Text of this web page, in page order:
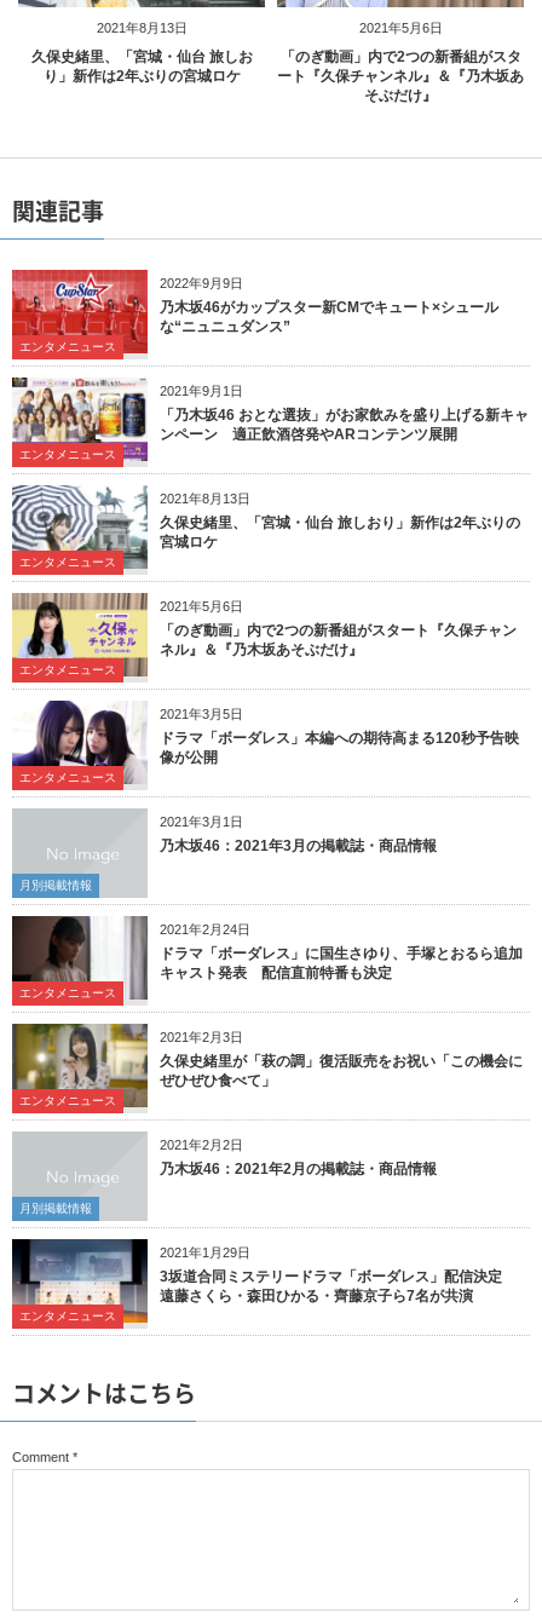
2021年8月13日
久保史緒里、「宮城・仙台 旅しお
り」新作は2年ぶりの宮城ロケ
2021年5月6日
「のぎ動画」内で2つの新番組がスタ
ート『久保チャンネル』＆『乃木坂あ
そぶだけ』
関連記事
2022年9月9日
エンタメニュース
乃木坂46がカップスター新CMでキュート×シュール
な“ニュニュダンス”
2021年9月1日
エンタメニュース
「乃木坂46 おとな選抜」がお家飲みを盛り上げる新キャ
ンペーン 適正飲酒啓発やARコンテンツ展開
2021年8月13日
エンタメニュース
久保史緒里、「宮城・仙台 旅しおり」新作は2年ぶりの
宮城ロケ
2021年5月6日
エンタメニュース
「のぎ動画」内で2つの新番組がスタート『久保チャン
ネル』＆『乃木坂あそぶだけ』
2021年3月5日
エンタメニュース
ドラマ「ボーダレス」本編への期待高まる120秒予告映
像が公開
2021年3月1日
月別掲載情報
乃木坂46：2021年3月の掲載誌・商品情報
2021年2月24日
エンタメニュース
ドラマ「ボーダレス」に国生さゆり、手塚とおるら追加
キャスト発表 配信直前特番も決定
2021年2月3日
エンタメニュース
久保史緒里が「萩の調」復活販売をお祝い「この機会に
ぜひぜひ食べて」
2021年2月2日
月別掲載情報
乃木坂46：2021年2月の掲載誌・商品情報
2021年1月29日
エンタメニュース
3坂道合同ミステリードラマ「ボーダレス」配信決定
遠藤さくら・森田ひかる・齊藤京子ら7名が共演
コメントはこちら
Comment *